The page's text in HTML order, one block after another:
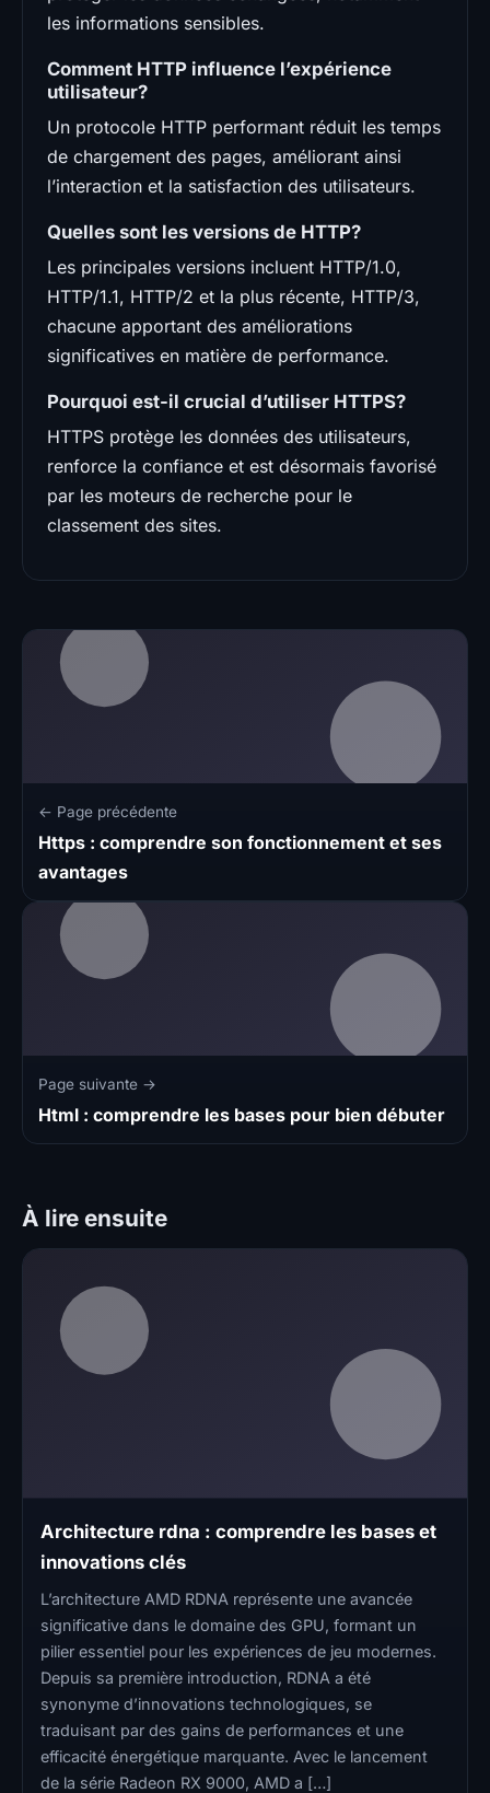
les informations sensibles.
Comment HTTP influence l’expérience
utilisateur?
Un protocole HTTP performant réduit les temps
de chargement des pages, améliorant ainsi
l’interaction et la satisfaction des utilisateurs.
Quelles sont les versions de HTTP?
Les principales versions incluent HTTP/1.0,
HTTP/1.1, HTTP/2 et la plus récente, HTTP/3,
chacune apportant des améliorations
significatives en matière de performance.
Pourquoi est-il crucial d’utiliser HTTPS?
HTTPS protège les données des utilisateurs,
renforce la confiance et est désormais favorisé
par les moteurs de recherche pour le
classement des sites.
← Page précédente
Https : comprendre son fonctionnement et ses
avantages
Page suivante →
Html : comprendre les bases pour bien débuter
À lire ensuite
Architecture rdna : comprendre les bases et
innovations clés
L’architecture AMD RDNA représente une avancée
significative dans le domaine des GPU, formant un
pilier essentiel pour les expériences de jeu modernes.
Depuis sa première introduction, RDNA a été
synonyme d’innovations technologiques, se
traduisant par des gains de performances et une
efficacité énergétique marquante. Avec le lancement
de la série Radeon RX 9000, AMD a […]